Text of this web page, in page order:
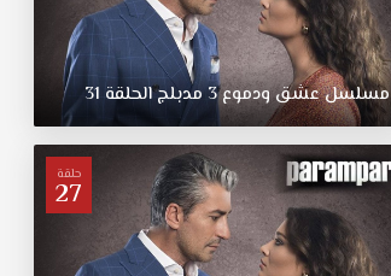
مسلسلعشقودموع3 مدبلجالحلقة 31
حلقة
27